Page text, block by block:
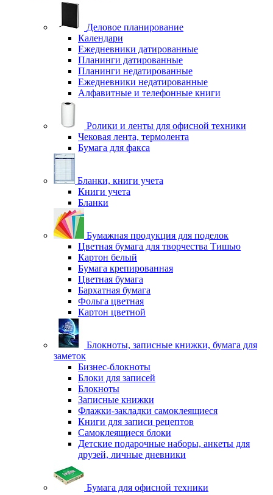
Деловое планирование
Календари
Ежедневники датированные
Планинги датированные
Планинги недатированные
Ежедневники недатированные
Алфавитные и телефонные книги
Ролики и ленты для офисной техники
Чековая лента, термолента
Бумага для факса
Бланки, книги учета
Книги учета
Бланки
Бумажная продукция для поделок
Цветная бумага для творчества Тишью
Картон белый
Бумага крепированная
Цветная бумага
Бархатная бумага
Фольга цветная
Картон цветной
Блокноты, записные книжки, бумага для
заметок
Бизнес-блокноты
Блоки для записей
Блокноты
Записные книжки
Флажки-закладки самоклеящиеся
Книги для записи рецептов
Самоклеящиеся блоки
Детские подарочные наборы, анкеты для
друзей, личные дневники
Бумага для офисной техники